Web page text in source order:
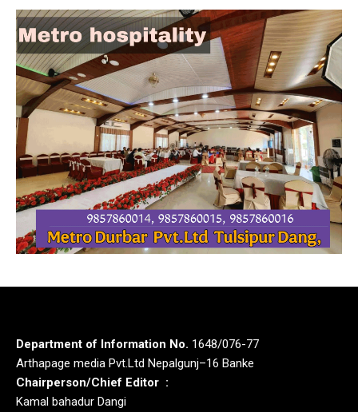
Department of Information No. 1648/076-77
Arthapage media Pvt.Ltd Nepalgunj–16 Banke
Chairperson/Chief Editor :
Kamal bahadur Dangi